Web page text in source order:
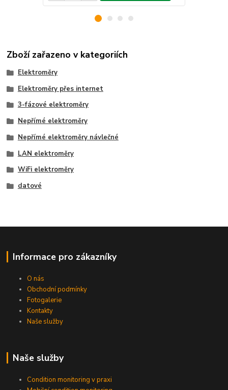
Zboží zařazeno v kategoriích
Elektroměry
Elektroměry přes internet
3-fázové elektroměry
Nepřímé elektroměry
Nepřímé elektroměry návlečné
LAN elektroměry
WiFi elektroměry
datové
Informace pro zákazníky
O nás
Obchodní podmínky
Fotogalerie
Kontakty
Naše služby
Naše služby
Condition monitoring v praxi